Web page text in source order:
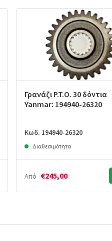
Γρανάζι P.T.O. 30 δόντια
Yanmar: 194940-26320
Κωδ. 194940-26320
Διαθεσιμότητα
Από €245,00